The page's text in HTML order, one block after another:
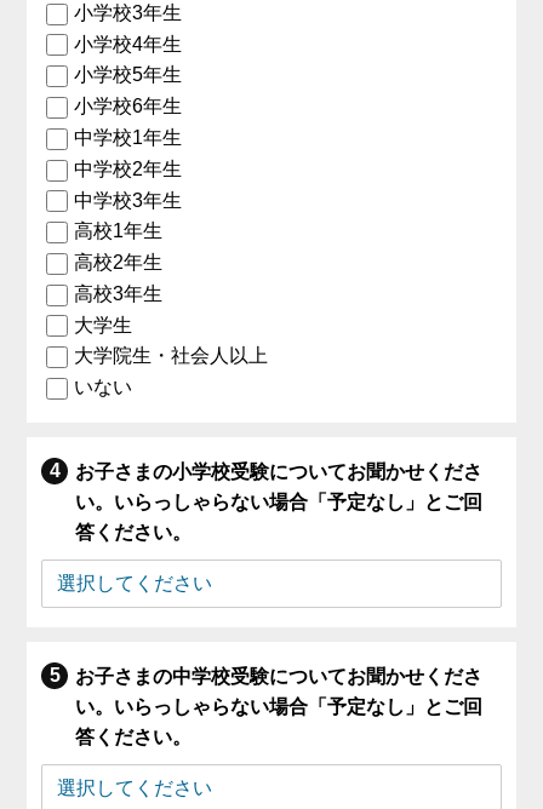
小学校3年生
小学校4年生
小学校5年生
小学校6年生
中学校1年生
中学校2年生
中学校3年生
高校1年生
高校2年生
高校3年生
大学生
大学院生・社会人以上
いない
お子さまの小学校受験についてお聞かせくださ
い。いらっしゃらない場合「予定なし」とご回
答ください。
お子さまの中学校受験についてお聞かせくださ
い。いらっしゃらない場合「予定なし」とご回
答ください。